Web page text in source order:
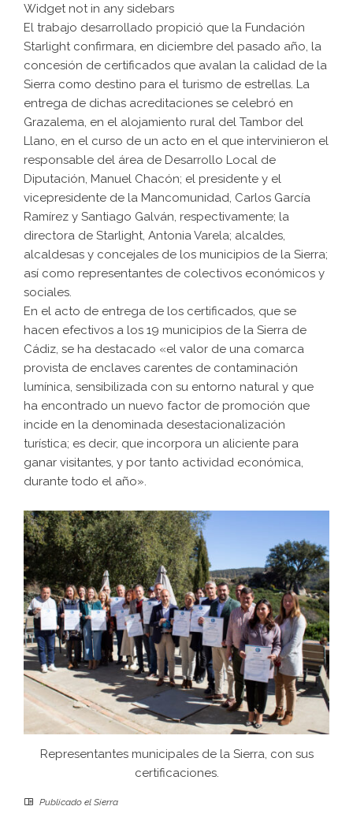
Widget not in any sidebars
El trabajo desarrollado propició que la Fundación
Starlight confirmara, en diciembre del pasado año, la
concesión de certificados que avalan la calidad de la
Sierra como destino para el turismo de estrellas. La
entrega de dichas acreditaciones se celebró en
Grazalema, en el alojamiento rural del Tambor del
Llano, en el curso de un acto en el que intervinieron el
responsable del área de Desarrollo Local de
Diputación, Manuel Chacón; el presidente y el
vicepresidente de la Mancomunidad, Carlos García
Ramírez y Santiago Galván, respectivamente; la
directora de Starlight, Antonia Varela; alcaldes,
alcaldesas y concejales de los municipios de la Sierra;
así como representantes de colectivos económicos y
sociales.
En el acto de entrega de los certificados, que se
hacen efectivos a los 19 municipios de la Sierra de
Cádiz, se ha destacado «el valor de una comarca
provista de enclaves carentes de contaminación
lumínica, sensibilizada con su entorno natural y que
ha encontrado un nuevo factor de promoción que
incide en la denominada desestacionalización
turística; es decir, que incorpora un aliciente para
ganar visitantes, y por tanto actividad económica,
durante todo el año».
Representantes municipales de la Sierra, con sus
certificaciones.
Publicado el Sierra